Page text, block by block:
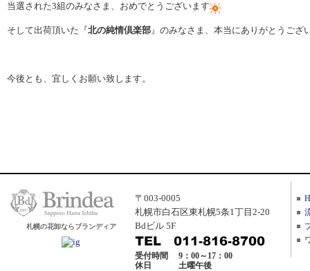
当選された3組のみなさま、おめでとうございます
そして出荷頂いた『北の純情倶楽部』のみなさま、本当にありがとうござ
今後とも、宜しくお願い致します。
札幌の花卸ならブランディア
〒003-0005
札幌市白石区東札幌5条1丁目2-20
Bdビル 5F
受付時間
9：00～17：00
休日
土曜午後